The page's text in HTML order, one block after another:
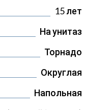
15 лет
На унитаз
Торнадо
Округлая
Напольная